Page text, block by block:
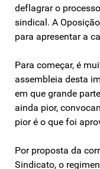
deflagrar o
sindical. A
para apresentar a
Para começar, é
assembleia desta
em que grande
ainda pior,
pior é o que foi
Por proposta da
Sindicato, o